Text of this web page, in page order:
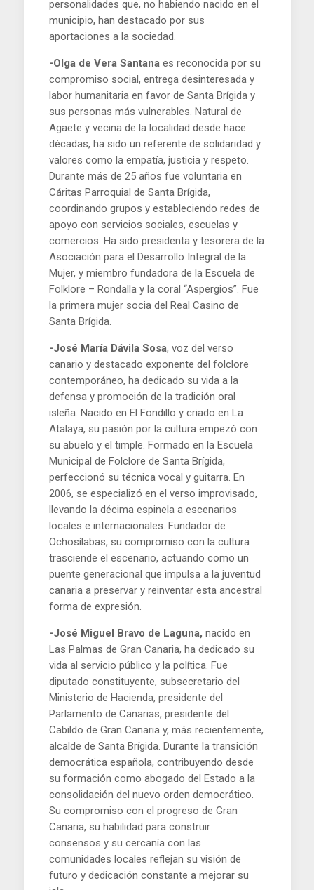
personalidades que, no habiendo nacido en el
municipio, han destacado por sus
aportaciones a la sociedad.
-Olga de Vera Santana es reconocida por su
compromiso social, entrega desinteresada y
labor humanitaria en favor de Santa Brígida y
sus personas más vulnerables. Natural de
Agaete y vecina de la localidad desde hace
décadas, ha sido un referente de solidaridad y
valores como la empatía, justicia y respeto.
Durante más de 25 años fue voluntaria en
Cáritas Parroquial de Santa Brígida,
coordinando grupos y estableciendo redes de
apoyo con servicios sociales, escuelas y
comercios. Ha sido presidenta y tesorera de la
Asociación para el Desarrollo Integral de la
Mujer, y miembro fundadora de la Escuela de
Folklore – Rondalla y la coral “Aspergios”. Fue
la primera mujer socia del Real Casino de
Santa Brígida.
-José María Dávila Sosa, voz del verso
canario y destacado exponente del folclore
contemporáneo, ha dedicado su vida a la
defensa y promoción de la tradición oral
isleña. Nacido en El Fondillo y criado en La
Atalaya, su pasión por la cultura empezó con
su abuelo y el timple. Formado en la Escuela
Municipal de Folclore de Santa Brígida,
perfeccionó su técnica vocal y guitarra. En
2006, se especializó en el verso improvisado,
llevando la décima espinela a escenarios
locales e internacionales. Fundador de
Ochosílabas, su compromiso con la cultura
trasciende el escenario, actuando como un
puente generacional que impulsa a la juventud
canaria a preservar y reinventar esta ancestral
forma de expresión.
-José Miguel Bravo de Laguna,nacido en
Las Palmas de Gran Canaria, ha dedicado su
vida al servicio público y la política. Fue
diputado constituyente, subsecretario del
Ministerio de Hacienda, presidente del
Parlamento de Canarias, presidente del
Cabildo de Gran Canaria y, más recientemente,
alcalde de Santa Brígida. Durante la transición
democrática española, contribuyendo desde
su formación como abogado del Estado a la
consolidación del nuevo orden democrático.
Su compromiso con el progreso de Gran
Canaria, su habilidad para construir
consensos y su cercanía con las
comunidades locales reflejan su visión de
futuro y dedicación constante a mejorar su